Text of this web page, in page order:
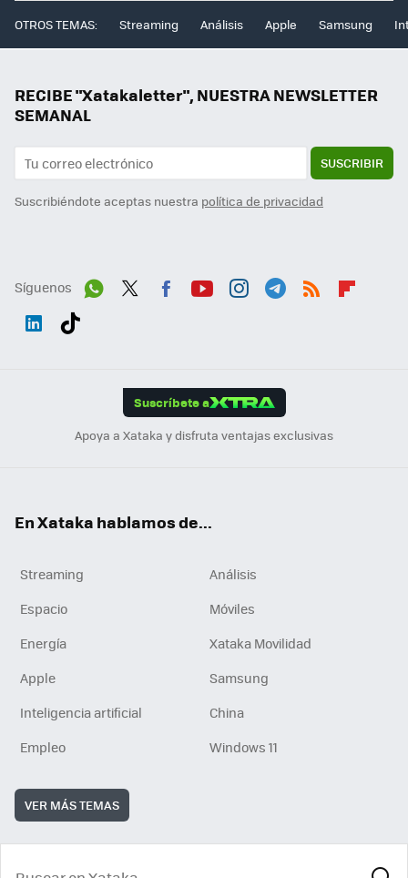
OTROS TEMAS: Streaming Análisis Apple Samsung
RECIBE "Xatakaletter", NUESTRA NEWSLETTER
SEMANAL
SUSCRIBIR
Suscribiéndote aceptas nuestra política de privacidad
Síguenos
Suscríbete a
Apoya a Xataka y disfruta ventajas exclusivas
En Xataka hablamos de...
Streaming
Análisis
Espacio
Móviles
Energía
Xataka Movilidad
Apple
Samsung
Inteligencia artificial
China
Empleo
Windows 11
VER MÁS TEMAS